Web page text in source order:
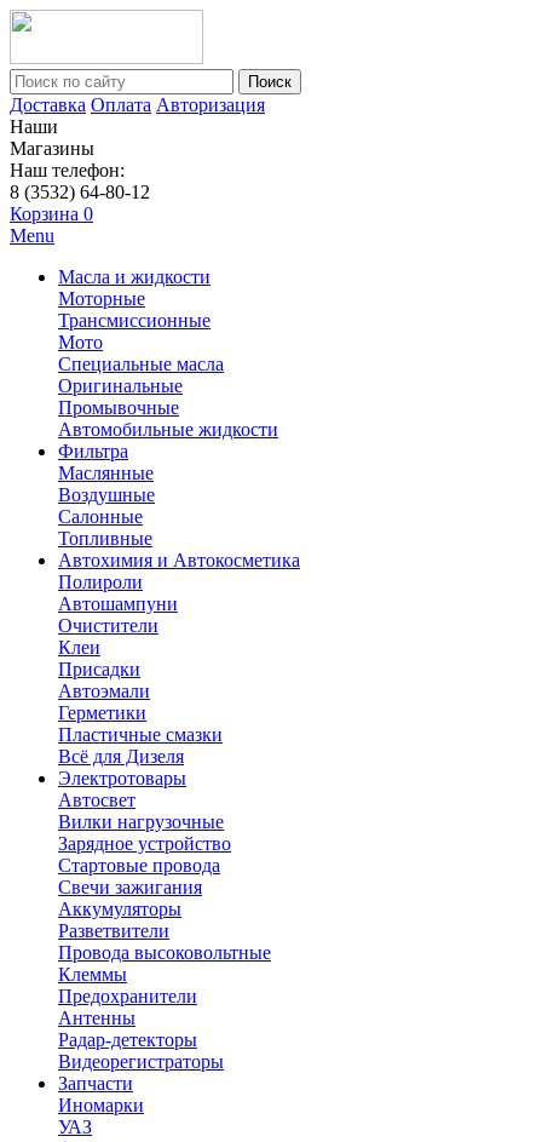
Поиск
Доставка Оплата Авторизация
Наши
Магазины
Наш телефон:
8 (3532) 64-80-12
Корзина 0
Menu
Масла и жидкости
Моторные
Трансмиссионные
Мото
Специальные масла
Оригинальные
Промывочные
Автомобильные жидкости
Фильтра
Маслянные
Воздушные
Салонные
Топливные
Автохимия и Автокосметика
Полироли
Автошампуни
Очистители
Клеи
Присадки
Автоэмали
Герметики
Пластичные смазки
Всё для Дизеля
Электротовары
Автосвет
Вилки нагрузочные
Зарядное устройство
Стартовые провода
Свечи зажигания
Аккумуляторы
Разветвители
Провода высоковольтные
Клеммы
Предохранители
Антенны
Радар-детекторы
Видеорегистраторы
Запчасти
Иномарки
УАЗ